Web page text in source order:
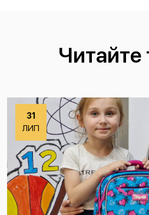
Читайте
31
ЛИП